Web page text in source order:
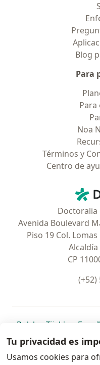
Blog
Para
Para
Noa
Términos y
Centro de
Doctoralia
Avenida Boulevard
Piso 19 Col.
CP
(+52)
Polska se abre en
Türkiye se
España
Portugal
se abre
México
Tu privacidad es
Usamos cookies para